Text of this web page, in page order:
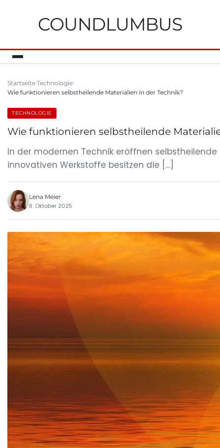
COUNDLUMBUS
Startseite Technologie
Wie funktionieren selbstheilende Materialien in der Technik?
TECHNOLOGIE
Wie funktionieren selbstheilende
In der modernen Technik eröffnen
innovativen Werkstoffe besitzen die […]
Lena Meier
8. Oktober 2025